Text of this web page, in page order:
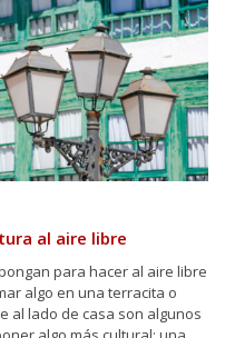
al aire libre
para hacer al aire libre
algo en una terracita o
al lado de casa son algunos